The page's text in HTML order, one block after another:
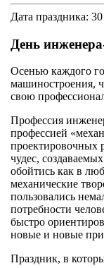
Дата праздника:
День
Осенью каждого
машиностроения,
свою
Профессия
профессией
проектировочных
чудес,
обойтись как в
механические
пользовались
потребности
быстро
новые и новые
Праздник, в